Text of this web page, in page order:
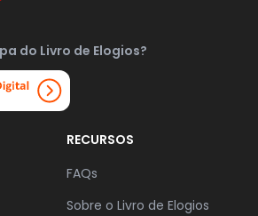
do Livro de Elogios?
RECURSOS
FAQs
Sobre o Livro de Elogios